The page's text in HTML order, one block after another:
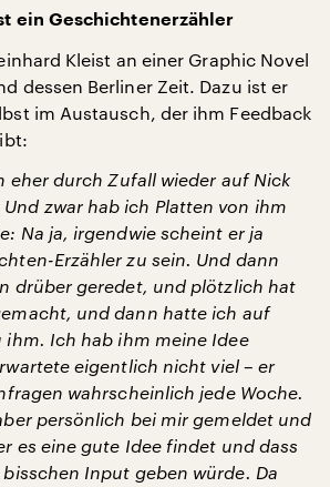
ein Geschichtenerzähler
Kleist an einer Graphic Novel
dessen Berliner Zeit. Dazu ist er
im Austausch, der ihm Feedback
eher durch Zufall wieder auf Nick
zwar hab ich Platten von ihm
Na ja, irgendwie scheint er ja
Erzähler zu sein. Und dann
drüber geredet, und plötzlich hat
und dann hatte ich auf
ihm. Ich hab ihm meine Idee
eigentlich nicht viel – er
wahrscheinlich jede Woche.
persönlich bei mir gemeldet und
es eine gute Idee findet und dass
Input geben würde. Da